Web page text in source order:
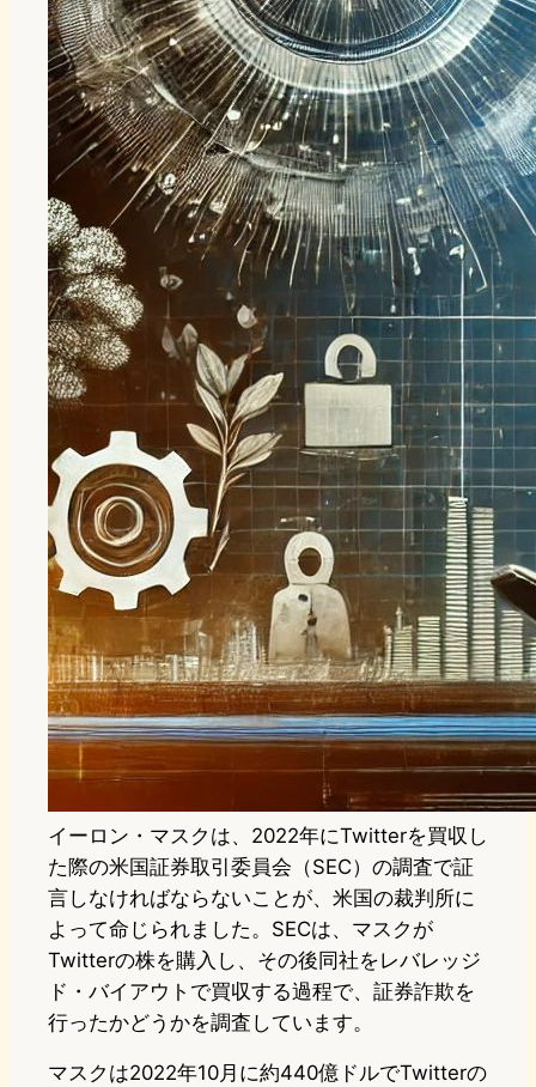
イーロン・マスクは、2022年にTwitterを買収し
た際の米国証券取引委員会（SEC）の調査で証
言しなければならないことが、米国の裁判所に
よって命じられました。SECは、マスクが
Twitterの株を購入し、その後同社をレバレッジ
ド・バイアウトで買収する過程で、証券詐欺を
行ったかどうかを調査しています。
マスクは2022年10月に約440億ドルでTwitterの